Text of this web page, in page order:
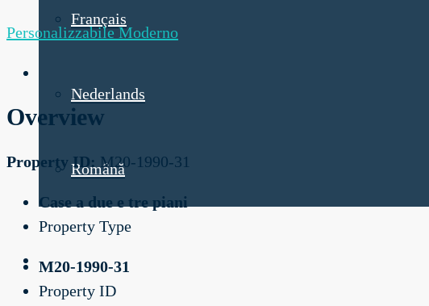
Français
Nederlands
Română
PersonalizzabileModerno
Overview
Property ID: M20-1990-31
Case a due e tre piani
Property Type
M20-1990-31
Property ID